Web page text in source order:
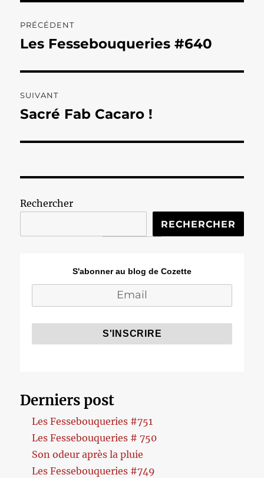
de
PRÉCÉDENT
Publication
Les Fessebouqueries #640
SUIVANT
Publication
Sacré Fab Cacaro !
Rechercher
RECHERCHER
S'abonner au blog de Cozette
Derniers post
Les Fessebouqueries #751
Les Fessebouqueries # 750
Son odeur après la pluie
Les Fessebouqueries #749